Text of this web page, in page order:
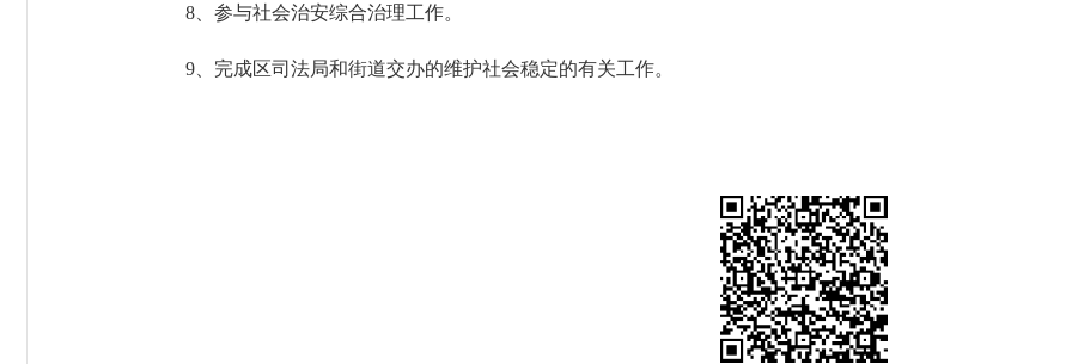
8、参与社会治安综合治理工作。
9、完成区司法局和街道交办的维护社会稳定的有关工作。